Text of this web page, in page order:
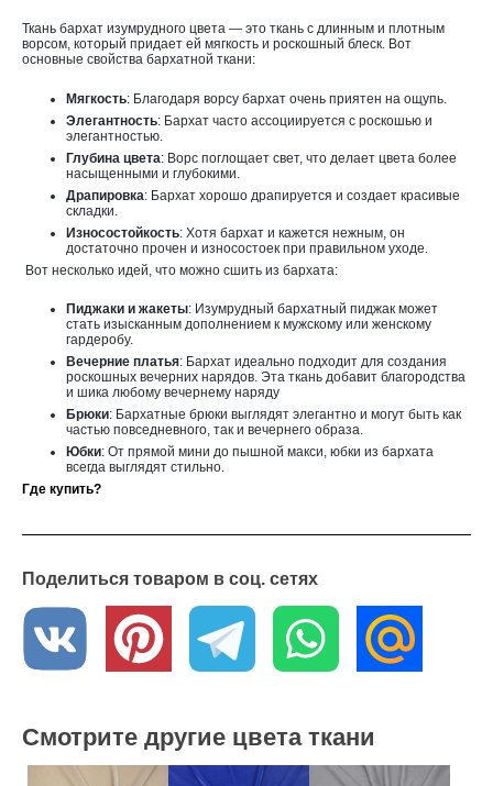
Ткань бархат изумрудного цвета — это ткань с длинным и плотным
ворсом, который придает ей мягкость и роскошный блеск. Вот
основные свойства бархатной ткани:
Мягкость: Благодаря ворсу бархат очень приятен на ощупь.
Элегантность: Бархат часто ассоциируется с роскошью и
элегантностью.
Глубина цвета: Ворс поглощает свет, что делает цвета более
насыщенными и глубокими.
Драпировка: Бархат хорошо драпируется и создает красивые
складки.
Износостойкость: Хотя бархат и кажется нежным, он
достаточно прочен и износостоек при правильном уходе.
Вот несколько идей, что можно сшить из бархата:
Пиджаки и жакеты: Изумрудный бархатный пиджак может
стать изысканным дополнением к мужскому или женскому
гардеробу.
Вечерние платья: Бархат идеально подходит для создания
роскошных вечерних нарядов. Эта ткань добавит благородства
и шика любому вечернему наряду
Брюки: Бархатные брюки выглядят элегантно и могут быть как
частью повседневного, так и вечернего образа.
Юбки: От прямой мини до пышной макси, юбки из бархата
всегда выглядят стильно.
Где купить?
удовольствием вам помогут
Поделиться товаром в соц. сетях
Смотрите другие цвета ткани